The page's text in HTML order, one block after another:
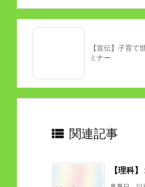
【宣伝】子育て
ミナー
 関連記事
【理科